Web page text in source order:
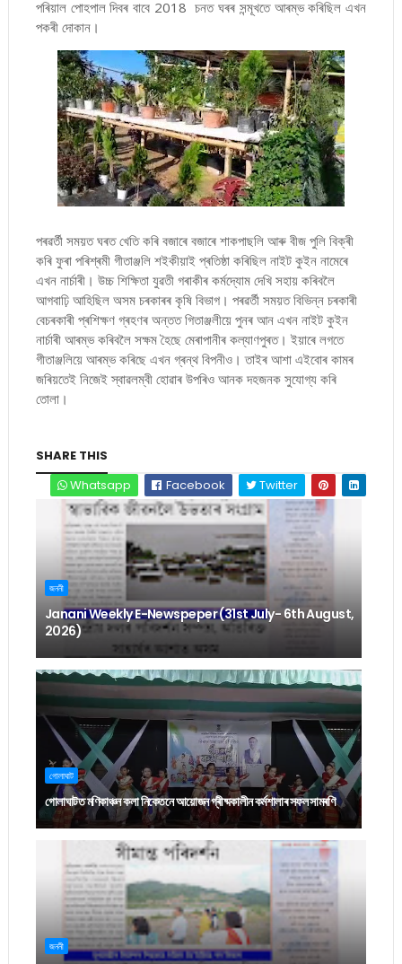
পৰিয়াল পোহপাল দিবৰ বাবে 2018 চনত ঘৰৰ সন্মূখতে আৰম্ভ কৰিছিল এখন
পকৰী দোকান।
পৰৱৰ্তী সময়ত ঘৰত খেতি কৰি বজাৰে বজাৰে শাকপাছলি আৰু বীজ পুলি বিক্ৰী
কৰি ফুৰা পৰিশ্ৰমী গীতাঞ্জলি শইকীয়াই প্ৰতিষ্ঠা কৰিছিল নাইট কুইন নামেৰে
এখন নাৰ্চাৰী। উচ্চ শিক্ষিতা যুৱতী গৰাকীৰ কৰ্মদ্যোম দেখি সহায় কৰিবলৈ
আগবাঢ়ি আহিছিল অসম চৰকাৰৰ কৃষি বিভাগ। পৰৱৰ্তী সময়ত বিভিন্ন চৰকাৰী
বেচৰকাৰী প্ৰশিক্ষণ গ্ৰহণৰ অন্তত গিতাঞ্জলীয়ে পুনৰ আন এখন নাইট কুইন
নাৰ্চাৰী আৰম্ভ কৰিবলৈ সক্ষম হৈছে মেৰাপানীৰ কল্যাণপুৰত। ইয়াৰে লগতে
গীতাঞ্জলিয়ে আৰম্ভ কৰিছে এখন গ্ৰন্থ বিপনীও। তাইৰ আশা এইবোৰ কামৰ
জৰিয়তেই নিজেই স্বাৱলম্বী হোৱাৰ উপৰিও আনক দহজনক সুযোগ্য কৰি
তোলা।
SHARE THIS
Whatsapp
Facebook Twitter
জননী
Janani Weekly E-Newspeper (31st July- 6th August,
2026)
গোলাঘাট
গোলাঘাটত মণিকাঞ্চন কলা নিকেতনে আয়োজন গ্ৰীষ্মকালীন কৰ্মশালাৰ সফল সামৰণি
জননী